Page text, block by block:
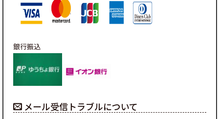
銀行振込
メール受信トラブルについて